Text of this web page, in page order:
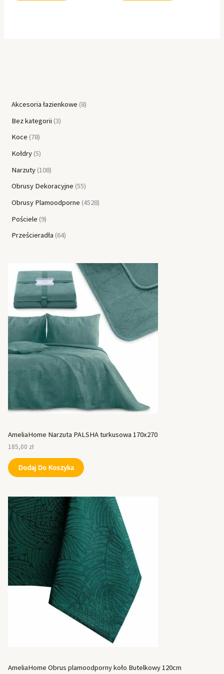
Akcesoria łazienkowe 8
Bez kategorii 3
Koce 78
Kołdry 5
Narzuty 108
Obrusy Dekoracyjne 55
Obrusy Plamoodporne 4528
Pościele 9
Prześcieradła 64
AmeliaHome Narzuta PALSHA turkusowa 170x270
185,00 zł
Dodaj Do Koszyka
AmeliaHome Obrus plamoodporny koło Butelkowy 120cm